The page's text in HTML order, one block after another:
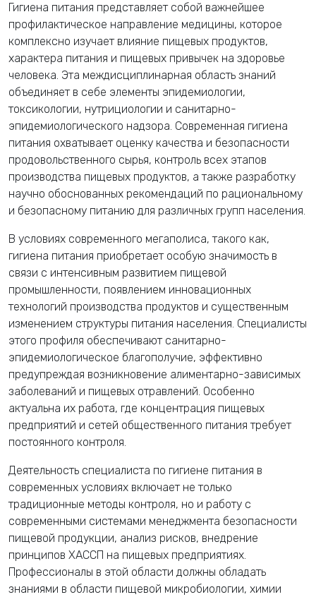
Гигиена питания представляет собой важнейшее
профилактическое направление медицины, которое
комплексно изучает влияние пищевых продуктов,
характера питания и пищевых привычек на здоровье
человека. Эта междисциплинарная область знаний
объединяет в себе элементы эпидемиологии,
токсикологии, нутрициологии и санитарно-
эпидемиологического надзора. Современная гигиена
питания охватывает оценку качества и безопасности
продовольственного сырья, контроль всех этапов
производства пищевых продуктов, а также разработку
научно обоснованных рекомендаций по рациональному
и безопасному питанию для различных групп населения.
В условиях современного мегаполиса, такого как,
гигиена питания приобретает особую значимость в
связи с интенсивным развитием пищевой
промышленности, появлением инновационных
технологий производства продуктов и существенным
изменением структуры питания населения. Специалисты
этого профиля обеспечивают санитарно-
эпидемиологическое благополучие, эффективно
предупреждая возникновение алиментарно-зависимых
заболеваний и пищевых отравлений. Особенно
актуальна их работа, где концентрация пищевых
предприятий и сетей общественного питания требует
постоянного контроля.
Деятельность специалиста по гигиене питания в
современных условиях включает не только
традиционные методы контроля, но и работу с
современными системами менеджмента безопасности
пищевой продукции, анализ рисков, внедрение
принципов ХАССП на пищевых предприятиях.
Профессионалы в этой области должны обладать
знаниями в области пищевой микробиологии, химии